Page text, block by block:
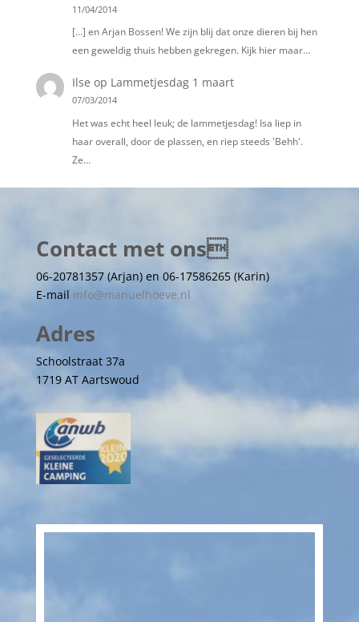
11/04/2014
[…] en Arjan Bossen! We zijn blij dat onze dieren bij hen
een geweldig thuis hebben gekregen. Kijk hier maar…
Ilse op Lammetjesdag 1 maart
07/03/2014
Het was echt heel leuk; de lammetjesdag! Isa liep in
haar overall, door de plassen, en riep steeds 'Behh'.
Ze…
Contact met ons
06-20781357 (Arjan) en 06-17586265 (Karin)
E-mail info@manuelhoeve.nl
Adres
Schoolstraat 37a
1719 AT Aartswoud